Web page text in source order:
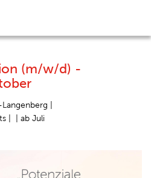
(m/w/d) -
|
|
ab Juli